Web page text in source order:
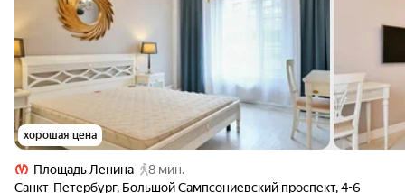
хорошая цена
Площадь Ленина
8 мин.
Санкт-Петербург, Большой Сампсониевский проспект,4-6